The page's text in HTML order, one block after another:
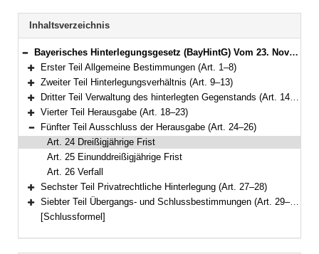
BAYERN.RECHT
letzten
Suche
Navigation
Inhaltsverzeichnis
Bereich reduzieren
Bayerisches Hinterlegungsgesetz (BayHintG) Vom 23. November 2010 (GVBl. S. 738) BayRS 300-15-1-J (Art. 1–30)
Bereich erweitern
Erster Teil Allgemeine Bestimmungen (Art. 1–8)
Bereich erweitern
Zweiter Teil Hinterlegungsverhältnis (Art. 9–13)
Bereich erweitern
Dritter Teil Verwaltung des hinterlegten Gegenstands (Art. 14–17)
Bereich erweitern
Vierter Teil Herausgabe (Art. 18–23)
Bereich reduzieren
Fünfter Teil Ausschluss der Herausgabe (Art. 24–26)
Art. 24 Dreißigjährige Frist
Art. 25 Einunddreißigjährige Frist
Art. 26 Verfall
Bereich erweitern
Sechster Teil Privatrechtliche Hinterlegung (Art. 27–28)
Bereich erweitern
Siebter Teil Übergangs- und Schlussbestimmungen (Art. 29–30)
[Schlussformel]